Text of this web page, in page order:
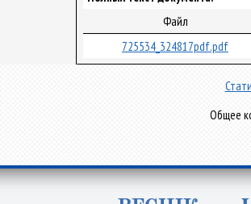
Файл
725534_324817pdf.pdf
Общее